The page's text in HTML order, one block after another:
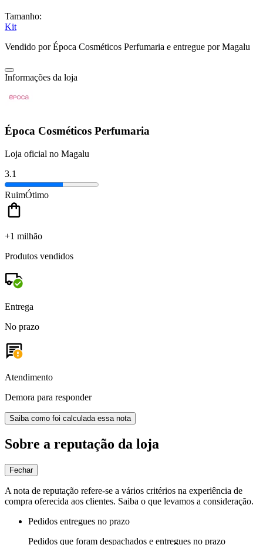
Tamanho:
Kit
Vendido porÉpoca Cosméticos Perfumaria e entregue por Magalu
Informações da loja
Época Cosméticos Perfumaria
Loja oficial no Magalu
3.1
RuimÓtimo
+1 milhão
Produtos vendidos
Entrega
No prazo
Atendimento
Demora para responder
Saiba como foi calculada essa nota
Sobre a reputação da loja
Fechar
A nota de reputação refere-se a vários critérios na experiência de
compra oferecida aos clientes. Saiba o que levamos a consideração.
Pedidos entregues no prazo
Pedidos que foram despachados e entregues no prazo